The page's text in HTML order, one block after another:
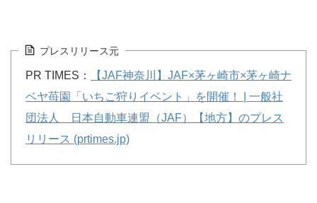
プレスリリース元
PR TIMES：
【JAF神奈川】JAF×茅ヶ崎市×茅ヶ崎ナ
ベヤ苺園「いちご狩りイベント」を開催！ | 一般社
団法人 日本自動車連盟（JAF）【地方】のプレス
リリース (prtimes.jp)